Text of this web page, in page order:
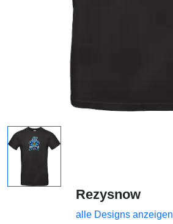
Rezysnow
alle Designs anzeigen